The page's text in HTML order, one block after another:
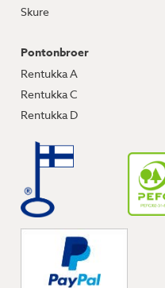
Skure
Pontonbroer
Rentukka A
Rentukka C
Rentukka D